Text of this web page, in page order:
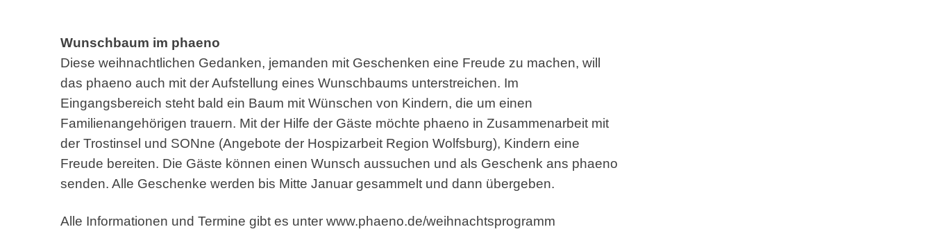
Wunschbaum im phaeno
Diese weihnachtlichen Gedanken, jemanden mit Geschenken eine Freude zu machen, will
das phaeno auch mit der Aufstellung eines Wunschbaums unterstreichen. Im
Eingangsbereich steht bald ein Baum mit Wünschen von Kindern, die um einen
Familienangehörigen trauern. Mit der Hilfe der Gäste möchte phaeno in Zusammenarbeit mit
der Trostinsel und SONne (Angebote der Hospizarbeit Region Wolfsburg), Kindern eine
Freude bereiten. Die Gäste können einen Wunsch aussuchen und als Geschenk ans phaeno
senden. Alle Geschenke werden bis Mitte Januar gesammelt und dann übergeben.
Alle Informationen und Termine gibt es unter www.phaeno.de/weihnachtsprogramm